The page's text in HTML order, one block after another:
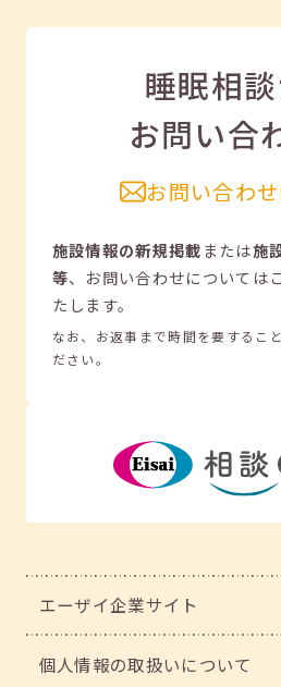
睡眠相
お問い合
お問い合わ
施設情報の新規掲載または施
等、 お問い合わせについては
たします。
なお、お返事まで時間を要するこ
ださい。
エーザイ企業サイト
個人情報の取扱いについて